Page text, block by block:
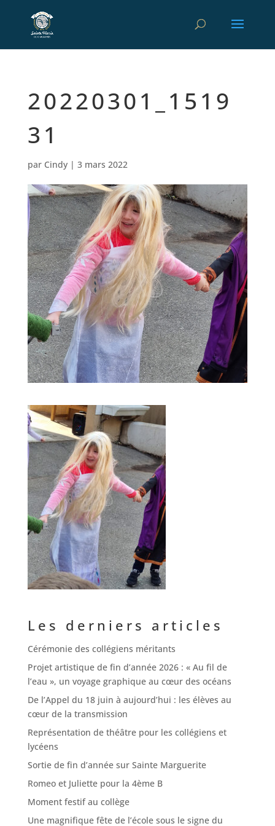
20220301_1519
31
par Cindy| 3 mars 2022
Les derniers articles
Cérémonie des collégiens méritants
Projet artistique de fin d’année 2026 : « Au fil de
l’eau », un voyage graphique au cœur des océans
De l’Appel du 18 juin à aujourd’hui : les élèves au
cœur de la transmission
Représentation de théâtre pour les collégiens et
lycéens
Sortie de fin d’année sur Sainte Marguerite
Romeo et Juliette pour la 4ème B
Moment festif au collège
Une magnifique fête de l’école sous le signe du